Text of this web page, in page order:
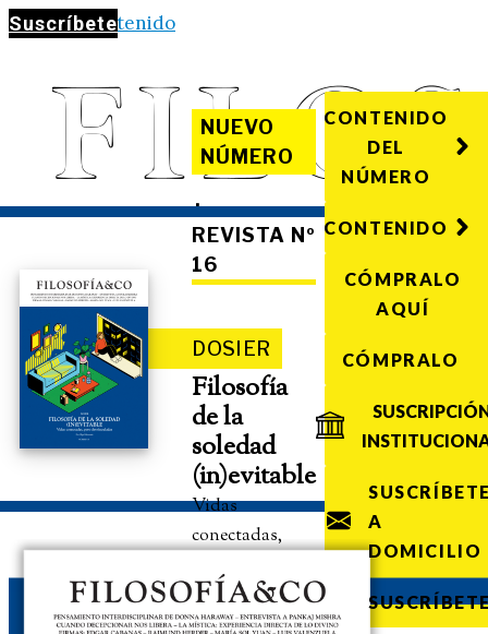
Suscríbete
Saltar al contenido
NUEVO
NÚMERO
·
REVISTA Nº
16
DOSIER
Filosofía
de la
soledad
(in)evitable
Vidas
conectadas,
desvinculadas
CONTENIDO
DEL
NÚMERO
CONTENIDO
CÓMPRALO
AQUÍ
CÓMPRALO
A
DOMICILIO